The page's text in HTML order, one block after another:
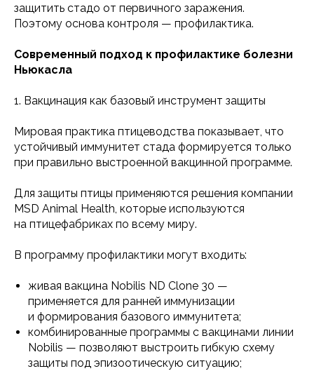
защитить стадо от первичного заражения.
Поэтому основа контроля — профилактика.
Современный подход к профилактике болезни
Ньюкасла
1. Вакцинация как базовый инструмент защиты
Мировая практика птицеводства показывает, что
устойчивый иммунитет стада формируется только
при правильно выстроенной вакцинной программе.
Для защиты птицы применяются решения компании
MSD Animal Health, которые используются
на птицефабриках по всему миру.
В программу профилактики могут входить:
живая вакцина Nobilis ND Clone 30 —
применяется для ранней иммунизации
и формирования базового иммунитета;
комбинированные программы с вакцинами линии
Nobilis — позволяют выстроить гибкую схему
защиты под эпизоотическую ситуацию;